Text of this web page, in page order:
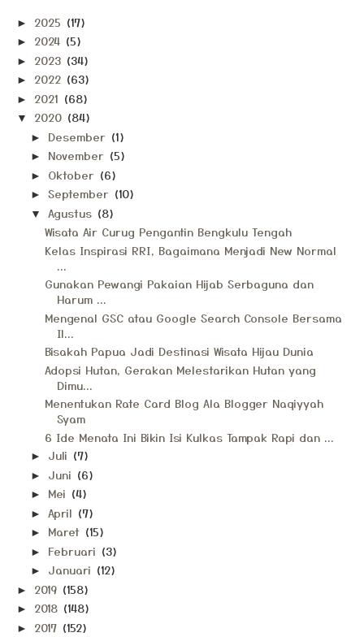
► 2025 (17)
► 2024 (5)
► 2023 (34)
► 2022 (63)
► 2021 (68)
▼ 2020 (84)
► Desember (1)
► November (5)
► Oktober (6)
► September (10)
▼ Agustus (8)
Wisata Air Curug Pengantin Bengkulu Tengah
Kelas Inspirasi RRI, Bagaimana Menjadi New Normal
...
Gunakan Pewangi Pakaian Hijab Serbaguna dan
Harum ...
Mengenal GSC atau Google Search Console Bersama
Il...
Bisakah Papua Jadi Destinasi Wisata Hijau Dunia
Adopsi Hutan, Gerakan Melestarikan Hutan yang
Dimu...
Menentukan Rate Card Blog Ala Blogger Naqiyyah
Syam
6 Ide Menata Ini Bikin Isi Kulkas Tampak Rapi dan ...
► Juli (7)
► Juni (6)
► Mei (4)
► April (7)
► Maret (15)
► Februari (3)
► Januari (12)
► 2019 (158)
► 2018 (148)
► 2017 (152)